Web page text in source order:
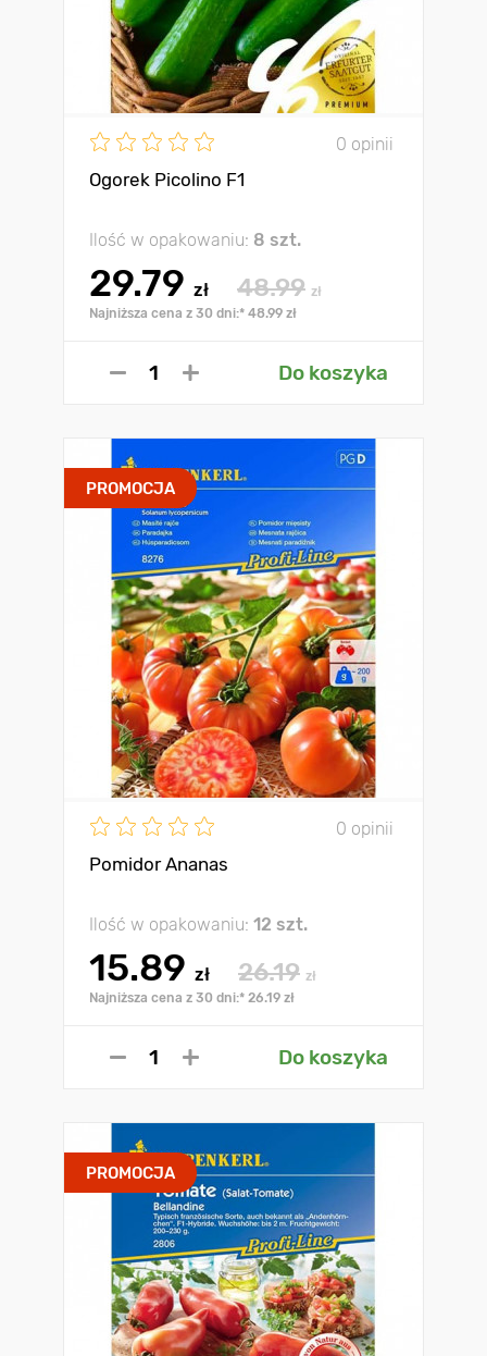
0 opinii
Ogorek Picolino F1
Ilość w opakowaniu: 8 szt.
29.79 zł 48.99 zł
Najniższa cena z 30 dni:* 48.99 zł
Do koszyka
PROMOCJA
0 opinii
Pomidor Ananas
Ilość w opakowaniu: 12 szt.
15.89 zł 26.19 zł
Najniższa cena z 30 dni:* 26.19 zł
Do koszyka
PROMOCJA